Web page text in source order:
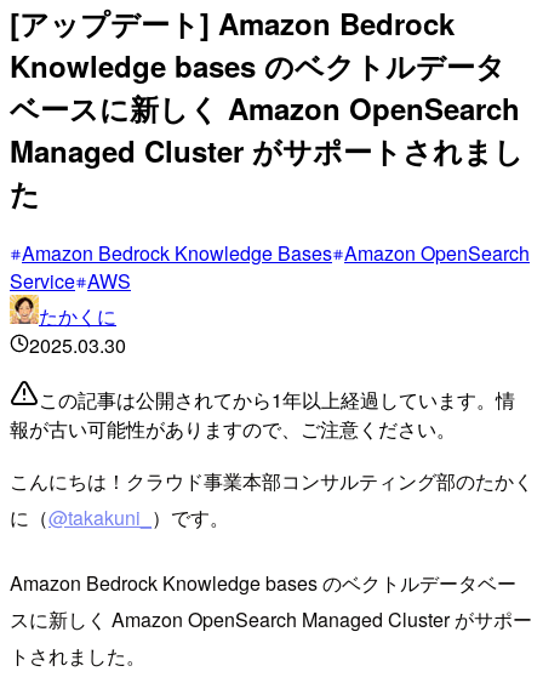
[アップデート] Amazon Bedrock
Knowledge bases のベクトルデータ
ベースに新しく Amazon OpenSearch
Managed Cluster がサポートされまし
た
Amazon Bedrock Knowledge Bases Amazon OpenSearch
Service AWS
たかくに
2025.03.30
この記事は公開されてから1年以上経過しています。情
報が古い可能性がありますので、ご注意ください。
こんにちは！クラウド事業本部コンサルティング部のたかく
に（@takakuni_ ）です。
Amazon Bedrock Knowledge bases のベクトルデータベー
スに新しく Amazon OpenSearch Managed Cluster がサポー
トされました。